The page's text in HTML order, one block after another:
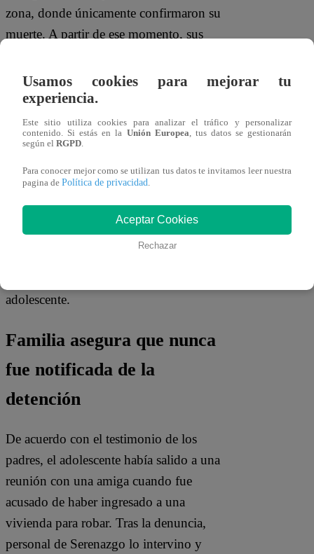
zona, donde únicamente confirmaron su
muerte. A partir de ese momento, sus
serie de presuntos maltratos físicos que,
aseguran, el menor habría sufrido
mientras permanecía bajo custodia
policial.
“Estoy denunciando que se esclarezca la
comisaría caminando y después de dos
días lo sacan muerto. Lo encontré con
adolescente.
Familia asegura que nunca
fue notificada de la
detención
De acuerdo con el testimonio de los
padres, el adolescente había salido a una
reunión con una amiga cuando fue
acusado de haber ingresado a una
vivienda para robar. Tras la denuncia,
personal de Serenazgo lo intervino y
Usamos cookies para mejorar tu
experiencia.
Este sitio utiliza cookies para analizar el tráfico y personalizar
contenido. Si estás en la Unión Europea, tus datos se gestionarán
según el RGPD.
Para conocer mejor como se utilizan tus datos te invitamos leer nuestra
pagina de Política de privacidad.
Aceptar Cookies
Rechazar